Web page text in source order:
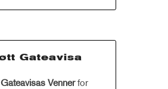
Gateavisa
Gateavisas Vennerfor